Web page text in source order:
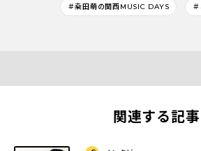
＃桒田萌の関西MUSIC DAYS
関連する記事